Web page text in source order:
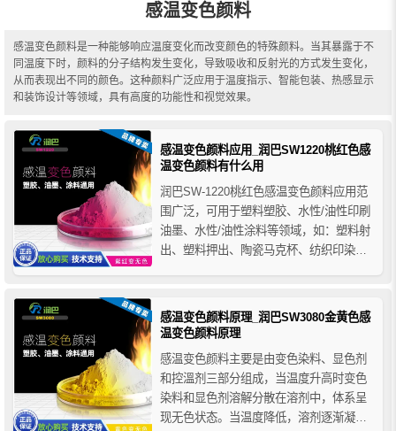
感温变色颜料
感温变色颜料是一种能够响应温度变化而改变颜色的特殊颜料。当其暴露于不
同温度下时，颜料的分子结构发生变化，导致吸收和反射光的方式发生变化，
从而表现出不同的颜色。这种颜料广泛应用于温度指示、智能包装、热感显示
和装饰设计等领域，具有高度的功能性和视觉效果。
感温变色颜料应用_润巴SW1220桃红色感
温变色颜料有什么用
润巴SW-1220桃红色感温变色颜料应用范
围广泛，可用于塑料塑胶、水性/油性印刷
油墨、水性/油性涂料等领域，如：塑料射
出、塑料押出、陶瓷马克杯、纺织印染、
防伪设计使用等。
感温变色颜料原理_润巴SW3080金黄色感
温变色颜料原理
感温变色颜料主要是由变色染料、显色剂
和控溫剂三部分组成，当温度升高时变色
染料和显色剂溶解分散在溶剂中，体系呈
现无色状态。当温度降低，溶剂逐渐凝